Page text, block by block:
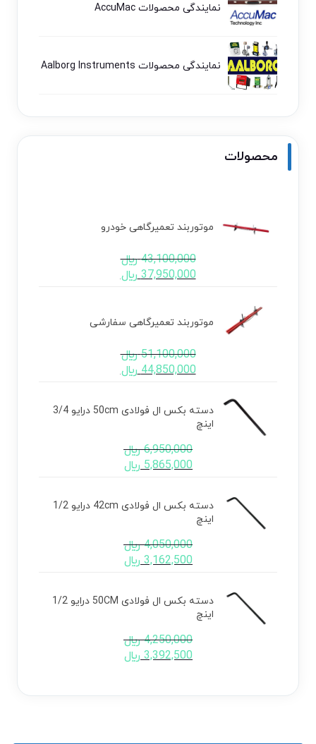
نمایندگی محصولات AccuMac
نمایندگی محصولات Aalborg Instruments
محصولات
موتوربند تعمیرگاهی خودرو
43,100,000 ﷼
37,950,000 ﷼
موتوربند تعمیرگاهی سفارشی
51,100,000 ﷼
44,850,000 ﷼
دسته بکس ال فولادی 50cm درایو 3/4
اینچ
6,950,000 ﷼
5,865,000 ﷼
دسته بکس ال فولادی 42cm درایو 1/2
اینچ
4,050,000 ﷼
3,162,500 ﷼
دسته بکس ال فولادی 50CM درایو 1/2
اینچ
4,250,000 ﷼
3,392,500 ﷼